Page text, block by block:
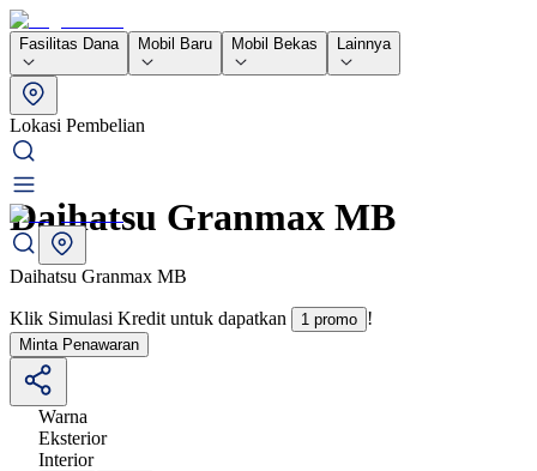
Fasilitas Dana Mobil Baru Mobil Bekas Lainnya
Lokasi Pembelian
Daihatsu Granmax MB
Daihatsu Granmax MB
Klik Simulasi Kredit untuk dapatkan 1 promo !
Minta Penawaran
Warna
Eksterior
Interior